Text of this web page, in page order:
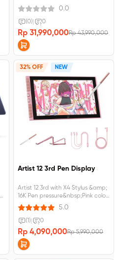
0.0
(0) 0
Rp 31,990,000Rp 43,990,000
32% OFF NEW
Artist 12 3rd Pen Display
Artist 12 3rd with X4 Stylus &amp;
16K Pen pressure&nbsp;Pink color
need to ship from china, 15-20
days delivery with free taxes.
5.0
(1) 0
Rp 4,090,000Rp 5,990,000